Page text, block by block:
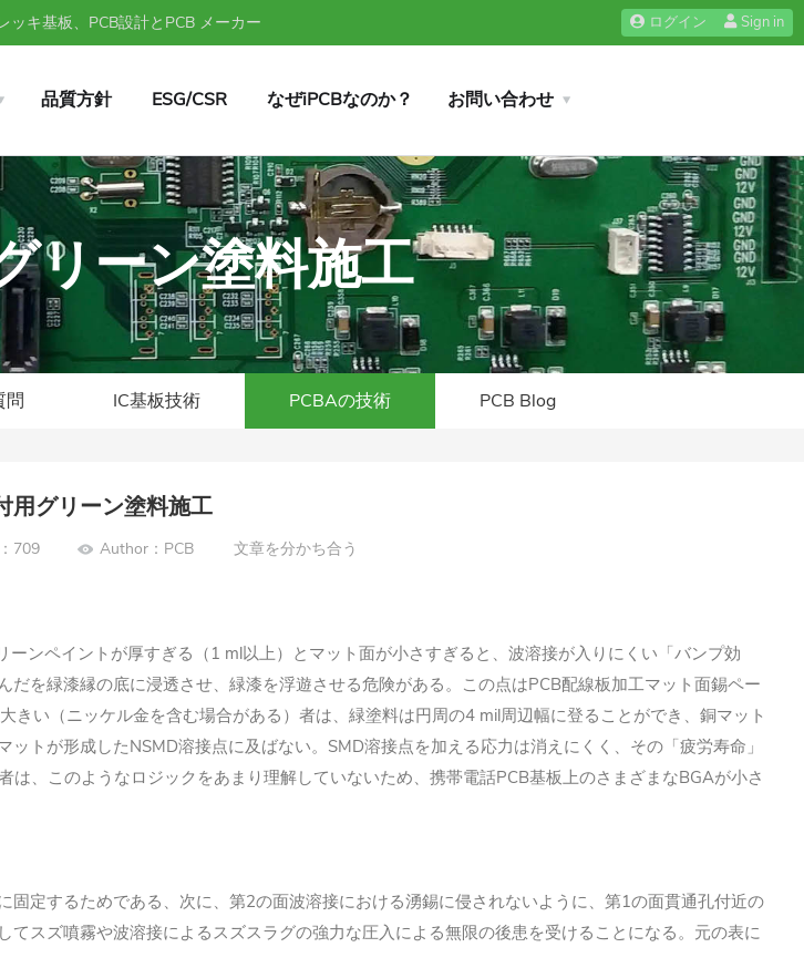
キ基板、PCB設計とPCB メーカー ログイン Sign in
品質方針 ESG/CSR なぜiPCBなのか？ お問い合わせ
リーン塗料施工
問 IC基板技術 PCBAの技術 PCB Blog
用グリーン塗料施工
709 Author：PCB 文章を分かち合う
ンペイントが厚すぎる（1 ml以上）とマット面が小さすぎると、波溶接が入りにくい「バンプ効
を緑漆縁の底に浸透させ、緑漆を浮遊させる危険がある。この点はPCB配線板加工マット面錫ペー
い（ニッケル金を含む場合がある）者は、緑塗料は円周の4 mil周辺幅に登ることができ、銅マット
トが形成したNSMD溶接点に及ばない。SMD溶接点を加える応力は消えにくく、その「疲労寿命」
、このようなロジックをあまり理解していないため、携帯電話PCB基板上のさまざまなBGAが小さ
定するためである、次に、第2の面波溶接における湧錫に侵されないように、第1の面貫通孔付近の
スズ噴霧や波溶接によるスズスラグの強力な圧入による無限の後患を受けることになる。元の表に